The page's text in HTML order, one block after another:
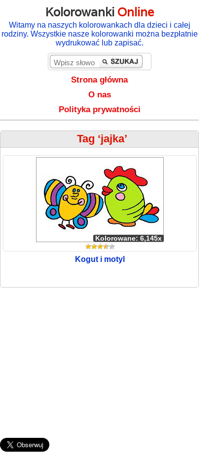
Kolorowanki Online
Witamy na naszych kolorowankach dla dzieci i całej
rodziny. Wszystkie nasze kolorowanki można bezpłatnie
wydrukować lub zapisać.
Strona główna
O nas
Polityka prywatności
Tag ‘jajka’
Kolorowane: 6,145x
Kogut i motyl